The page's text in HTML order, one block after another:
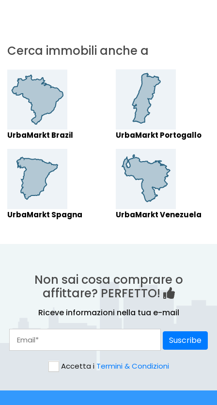
Cerca immobili anche a
UrbaMarkt Brazil UrbaMarkt Portogallo
UrbaMarkt Spagna UrbaMarkt Venezuela
Non sai cosa comprare o
affittare? PERFETTO!
Riceve informazioni nella tua e-mail
Suscribe
Accetta i Termini & Condizioni